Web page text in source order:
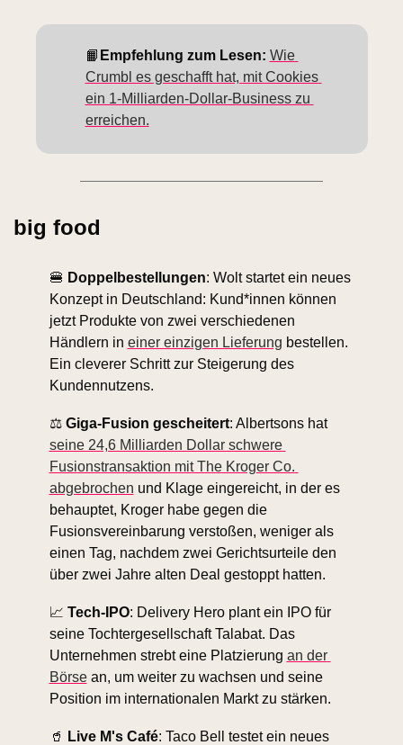
📙 Empfehlung zum Lesen: Wie
Crumbl es geschafft hat, mit Cookies
ein 1-Milliarden-Dollar-Business zu
erreichen.
big food
🍔 Doppelbestellungen: Wolt startet ein neues
Konzept in Deutschland: Kund*innen können
jetzt Produkte von zwei verschiedenen
Händlern in einer einzigen Lieferung bestellen.
Ein cleverer Schritt zur Steigerung des
Kundennutzens.
⚖️ Giga-Fusion gescheitert
: Albertsons hat
seine 24,6 Milliarden Dollar schwere
Fusionstransaktion mit The Kroger Co.
abgebrochen und Klage eingereicht, in der es
behauptet, Kroger habe gegen die
Fusionsvereinbarung verstoßen, weniger als
einen Tag, nachdem zwei Gerichtsurteile den
über zwei Jahre alten Deal gestoppt hatten.
📈 Tech-IPO: Delivery Hero plant ein IPO für
seine Tochtergesellschaft Talabat. Das
Unternehmen strebt eine Platzierung an der
Börse an, um weiter zu wachsen und seine
Position im internationalen Markt zu stärken.
🥤 Live M's Café: Taco Bell testet ein neues